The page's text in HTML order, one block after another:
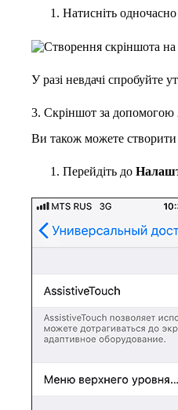
Натисніть
У разі невдачі спробуйте
3. Скріншот за допомогою
Ви також можете створити
Перейдіть до